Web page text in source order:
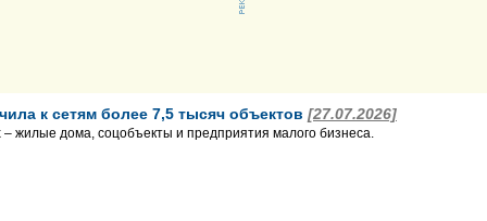
к сетям более 7,5 тысяч объектов [27.07.2026]
жилые дома, соцобъекты и предприятия малого бизнеса.